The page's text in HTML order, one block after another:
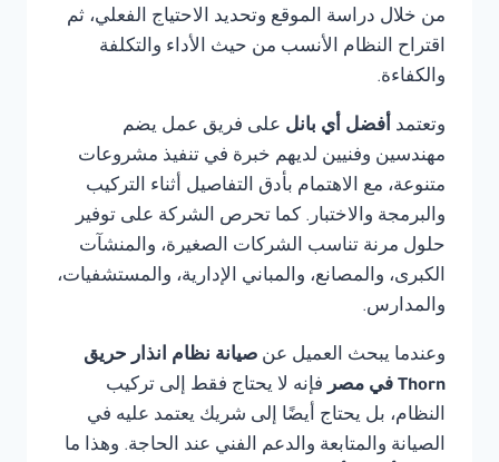
من خلال دراسة الموقع وتحديد الاحتياج الفعلي، ثم
اقتراح النظام الأنسب من حيث الأداء والتكلفة
والكفاءة.
وتعتمد أفضل أي بانل على فريق عمل يضم
مهندسين وفنيين لديهم خبرة في تنفيذ مشروعات
متنوعة، مع الاهتمام بأدق التفاصيل أثناء التركيب
والبرمجة والاختبار. كما تحرص الشركة على توفير
حلول مرنة تناسب الشركات الصغيرة، والمنشآت
الكبرى، والمصانع، والمباني الإدارية، والمستشفيات،
والمدارس.
وعندما يبحث العميل عن صيانة نظام انذار حريق
Thorn في مصر
فإنه لا يحتاج فقط إلى تركيب
النظام، بل يحتاج أيضًا إلى شريك يعتمد عليه في
الصيانة والمتابعة والدعم الفني عند الحاجة. وهذا ما